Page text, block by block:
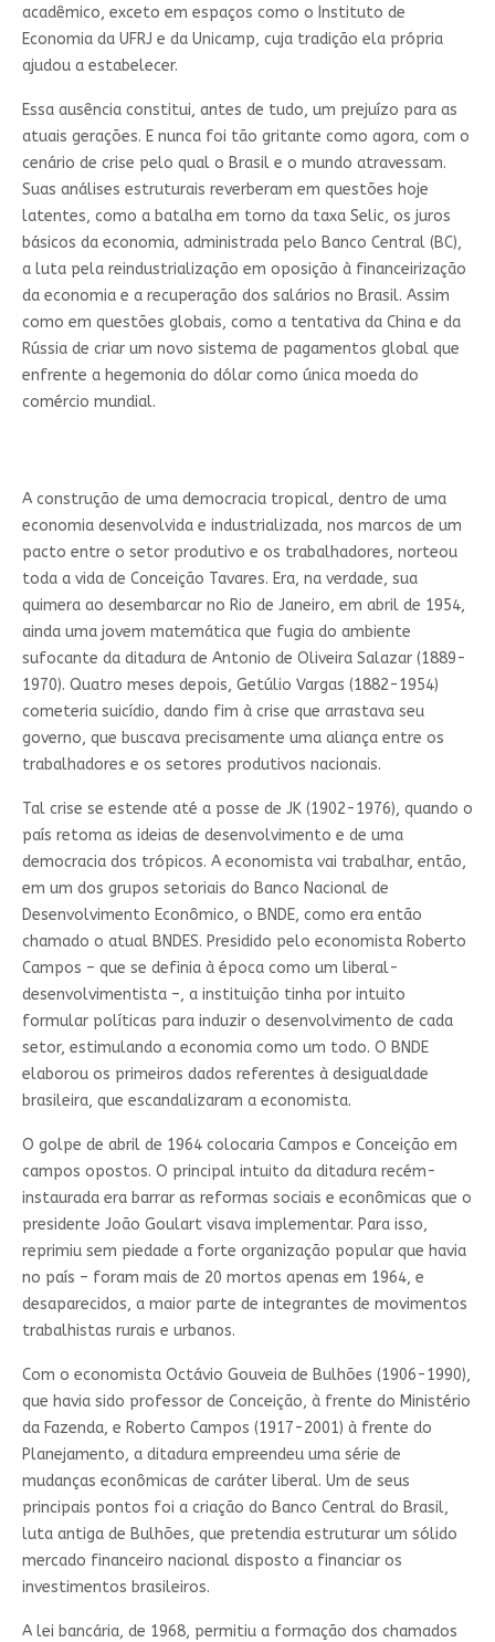
acadêmico, exceto em espaços como o Instituto de
Economia da UFRJ e da Unicamp, cuja tradição ela própria
ajudou a estabelecer.
Essa ausência constitui, antes de tudo, um prejuízo para as
atuais gerações. E nunca foi tão gritante como agora, com o
cenário de crise pelo qual o Brasil e o mundo atravessam.
Suas análises estruturais reverberam em questões hoje
latentes, como a batalha em torno da taxa Selic, os juros
básicos da economia, administrada pelo Banco Central (BC),
a luta pela reindustrialização em oposição à financeirização
da economia e a recuperação dos salários no Brasil. Assim
como em questões globais, como a tentativa da China e da
Rússia de criar um novo sistema de pagamentos global que
enfrente a hegemonia do dólar como única moeda do
comércio mundial.
A construção de uma democracia tropical, dentro de uma
economia desenvolvida e industrializada, nos marcos de um
pacto entre o setor produtivo e os trabalhadores, norteou
toda a vida de Conceição Tavares. Era, na verdade, sua
quimera ao desembarcar no Rio de Janeiro, em abril de 1954,
ainda uma jovem matemática que fugia do ambiente
sufocante da ditadura de Antonio de Oliveira Salazar (1889-
1970). Quatro meses depois, Getúlio Vargas (1882-1954)
cometeria suicídio, dando fim à crise que arrastava seu
governo, que buscava precisamente uma aliança entre os
trabalhadores e os setores produtivos nacionais.
Tal crise se estende até a posse de JK (1902-1976), quando o
país retoma as ideias de desenvolvimento e de uma
democracia dos trópicos. A economista vai trabalhar, então,
em um dos grupos setoriais do Banco Nacional de
Desenvolvimento Econômico, o BNDE, como era então
chamado o atual BNDES. Presidido pelo economista Roberto
Campos – que se definia à época como um liberal-
desenvolvimentista –, a instituição tinha por intuito
formular políticas para induzir o desenvolvimento de cada
setor, estimulando a economia como um todo. O BNDE
elaborou os primeiros dados referentes à desigualdade
brasileira, que escandalizaram a economista.
O golpe de abril de 1964 colocaria Campos e Conceição em
campos opostos. O principal intuito da ditadura recém-
instaurada era barrar as reformas sociais e econômicas que o
presidente João Goulart visava implementar. Para isso,
reprimiu sem piedade a forte organização popular que havia
no país – foram mais de 20 mortos apenas em 1964, e
desaparecidos, a maior parte de integrantes de movimentos
trabalhistas rurais e urbanos.
Com o economista Octávio Gouveia de Bulhões (1906-1990),
que havia sido professor de Conceição, à frente do Ministério
da Fazenda, e Roberto Campos (1917-2001) à frente do
Planejamento, a ditadura empreendeu uma série de
mudanças econômicas de caráter liberal. Um de seus
principais pontos foi a criação do Banco Central do Brasil,
luta antiga de Bulhões, que pretendia estruturar um sólido
mercado financeiro nacional disposto a financiar os
investimentos brasileiros.
A lei bancária, de 1968, permitiu a formação dos chamados